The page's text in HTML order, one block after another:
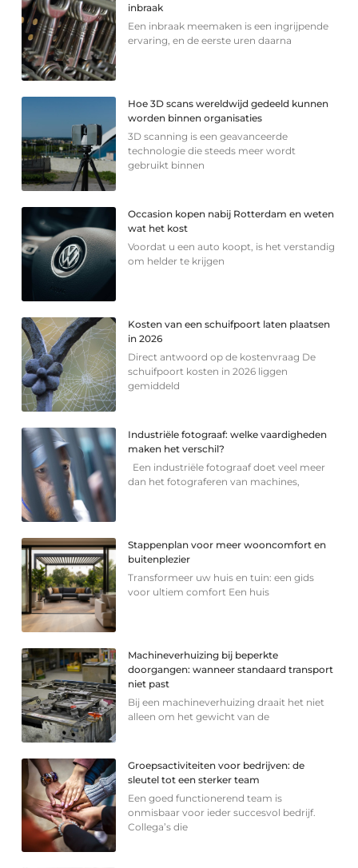
inbraak
Een inbraak meemaken is een ingrijpende
ervaring, en de eerste uren daarna
Hoe 3D scans wereldwijd gedeeld kunnen
worden binnen organisaties
3D scanning is een geavanceerde
technologie die steeds meer wordt
gebruikt binnen
Occasion kopen nabij Rotterdam en weten
wat het kost
Voordat u een auto koopt, is het verstandig
om helder te krijgen
Kosten van een schuifpoort laten plaatsen
in 2026
Direct antwoord op de kostenvraag De
schuifpoort kosten in 2026 liggen
gemiddeld
Industriële fotograaf: welke vaardigheden
maken het verschil?
Een industriële fotograaf doet veel meer
dan het fotograferen van machines,
Stappenplan voor meer wooncomfort en
buitenplezier
Transformeer uw huis en tuin: een gids
voor ultiem comfort Een huis
Machineverhuizing bij beperkte
doorgangen: wanneer standaard transport
niet past
Bij een machineverhuizing draait het niet
alleen om het gewicht van de
Groepsactiviteiten voor bedrijven: de
sleutel tot een sterker team
Een goed functionerend team is
onmisbaar voor ieder succesvol bedrijf.
Collega’s die